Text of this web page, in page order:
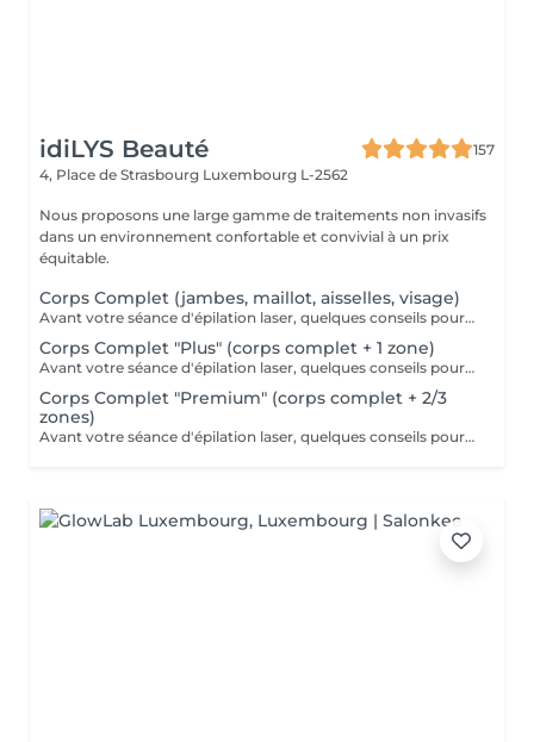
idiLYS Beauté
157
4, Place de Strasbourg Luxembourg L-2562
Nous proposons une large gamme de traitements non invasifs
dans un environnement confortable et convivial à un prix
équitable.
Corps Complet (jambes, maillot, aisselles, visage)
Avant votre séance d'épilation laser, quelques conseils pour un meilleur confort et un résultat optimal : 1. Rasez la zone à traiter : de préférence la veille avec un rasoir. 2. Venez avec une peau propre et sèche : sans maquillage, crème, parfum, huile ou déodorant. 3. Protégez votre peau : évitez le soleil, l'autobronzant ainsi que les gommages durant les 3 jours précédant la séance.
Corps Complet "Plus" (corps complet + 1 zone)
Avant votre séance d'épilation laser, quelques conseils pour un meilleur confort et un résultat optimal : 1. Rasez la zone à traiter : de préférence la veille avec un rasoir. 2. Venez avec une peau propre et sèche : sans maquillage, crème, parfum, huile ou déodorant. 3. Protégez votre peau : évitez le soleil, l'autobronzant ainsi que les gommages durant les 3 jours précédant la séance.
Corps Complet "Premium" (corps complet + 2/3
zones)
Avant votre séance d'épilation laser, quelques conseils pour un meilleur confort et un résultat optimal : 1. Rasez la zone à traiter : de préférence la veille avec un rasoir. 2. Venez avec une peau propre et sèche : sans maquillage, crème, parfum, huile ou déodorant. 3. Protégez votre peau : évitez le soleil, l'autobronzant ainsi que les gommages durant les 3 jours précédant la séance.